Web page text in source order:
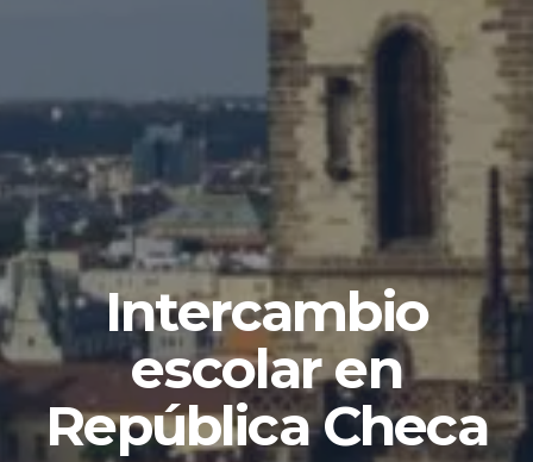
Intercambio
escolar en
República Checa